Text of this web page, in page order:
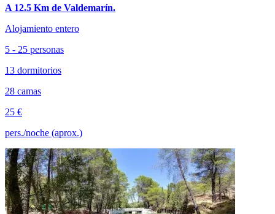
A 12.5 Km de Valdemarín.
Alojamiento entero
5 - 25 personas
13 dormitorios
28 camas
25 €
pers./noche (aprox.)